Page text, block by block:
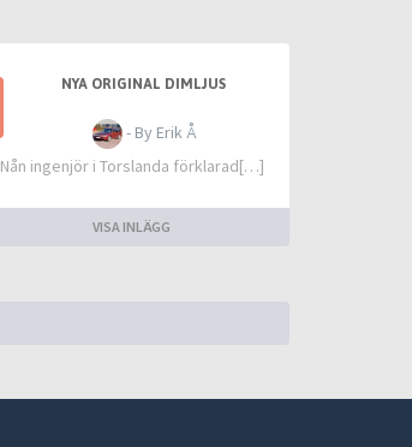
NYA ORIGINAL DIMLJUS
- By Erik Å
Nån ingenjör i Torslanda förklarad[…]
VISA INLÄGG